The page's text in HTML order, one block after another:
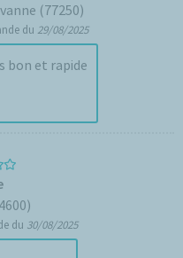
(77250)
du 29/08/2025
bon et rapide
du 30/08/2025